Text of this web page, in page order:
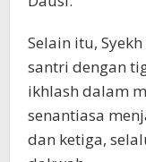
Selain itu,
santri dengan
ikhlash dalam
senantiasa
dan ketiga,